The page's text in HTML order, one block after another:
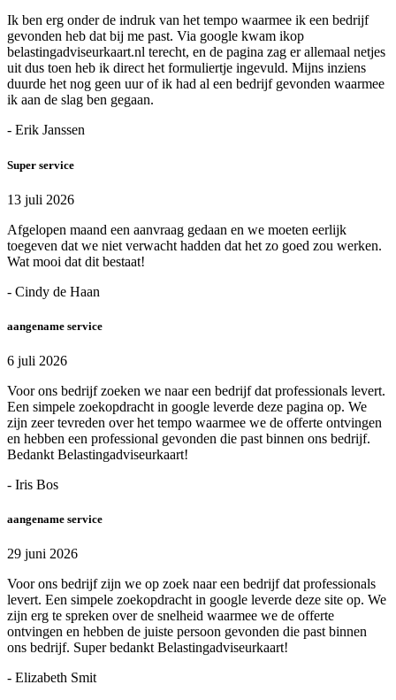
Ik ben erg onder de indruk van het tempo waarmee ik een bedrijf
gevonden heb dat bij me past. Via google kwam ikop
belastingadviseurkaart.nl terecht, en de pagina zag er allemaal netjes
uit dus toen heb ik direct het formuliertje ingevuld. Mijns inziens
duurde het nog geen uur of ik had al een bedrijf gevonden waarmee
ik aan de slag ben gegaan.
- Erik Janssen
Super service
13 juli 2026
Afgelopen maand een aanvraag gedaan en we moeten eerlijk
toegeven dat we niet verwacht hadden dat het zo goed zou werken.
Wat mooi dat dit bestaat!
- Cindy de Haan
aangename service
6 juli 2026
Voor ons bedrijf zoeken we naar een bedrijf dat professionals levert.
Een simpele zoekopdracht in google leverde deze pagina op. We
zijn zeer tevreden over het tempo waarmee we de offerte ontvingen
en hebben een professional gevonden die past binnen ons bedrijf.
Bedankt Belastingadviseurkaart!
- Iris Bos
aangename service
29 juni 2026
Voor ons bedrijf zijn we op zoek naar een bedrijf dat professionals
levert. Een simpele zoekopdracht in google leverde deze site op. We
zijn erg te spreken over de snelheid waarmee we de offerte
ontvingen en hebben de juiste persoon gevonden die past binnen
ons bedrijf. Super bedankt Belastingadviseurkaart!
- Elizabeth Smit